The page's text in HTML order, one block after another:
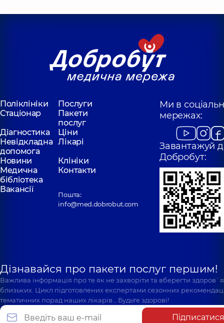
Поліклініки
Послуги
Стаціонар
Пакети
послуг
Діагностика
Ціни
Невідкладна
допомога
Лікарі
Новини
Клініки
Медична
бібліотека
Контакти
Вакансії
Пошта:
info@med.dobrobut.com
Ми в
мережах:
Завантажуй
Добробут:
Дізнавайся про пакети послуг першим!
Важлива інформація про те як не захворіти та вберегти
близьких. Цикл підготовлених експертами сезонних
тематичних порад наших лікарів… Будьте здорові!
Підписатися